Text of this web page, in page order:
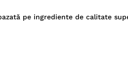
pe ingrediente de calitate